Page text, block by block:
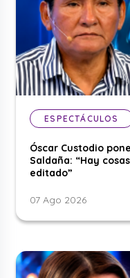
ESPECTÁCULOS
Óscar Custodio
Saldaña: “Hay
editado”
07 Ago 2026